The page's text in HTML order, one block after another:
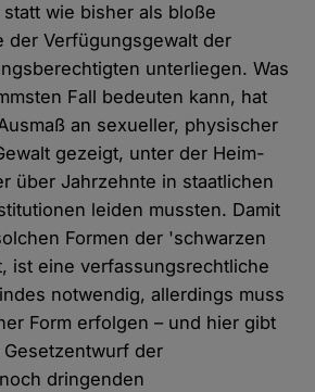
wie bisher als bloße
der Verfügungsgewalt der
unterliegen. Was
Fall bedeuten kann, hat
an sexueller, physischer
gezeigt, unter der Heim-
über Jahrzehnte in staatlichen
leiden mussten. Damit
Formen der 'schwarzen
ist eine verfassungsrechtliche
notwendig, allerdings muss
Form erfolgen – und hier gibt
der
dringenden